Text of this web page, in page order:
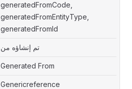
generatedFromCode,
generatedFromEntityType,
generatedFromId
تم إنشاؤه من
Generated From
Genericreference